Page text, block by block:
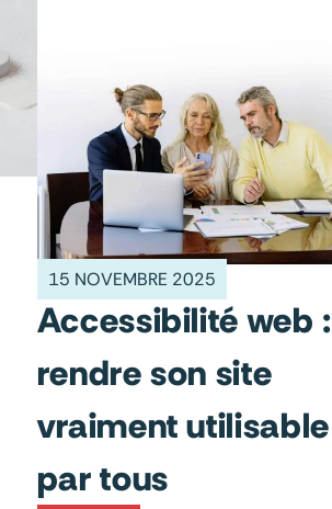
15 NOVEMBRE 2025
Accessibilité web :
rendre son site
vraiment utilisable
par tous